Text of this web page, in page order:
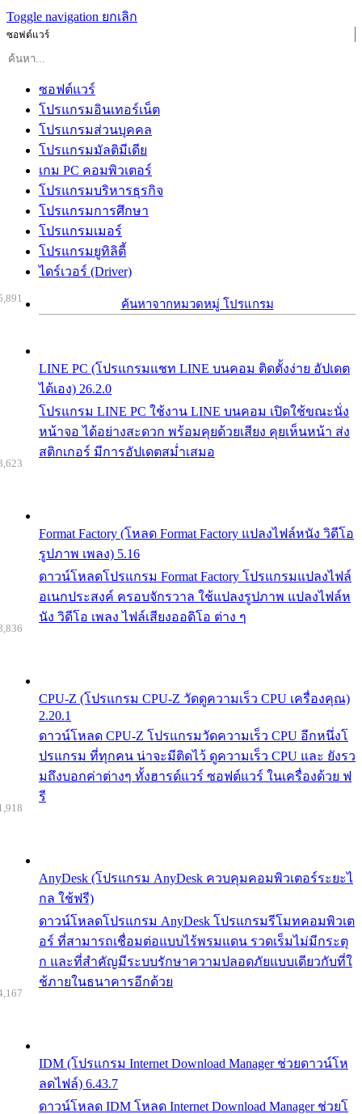
Toggle navigation ยกเลิก
ซอฟต์แวร์
ซอฟต์แวร์
โปรแกรมอินเทอร์เน็ต
โปรแกรมส่วนบุคคล
โปรแกรมมัลติมีเดีย
เกม PC คอมพิวเตอร์
โปรแกรมบริหารธุรกิจ
โปรแกรมการศึกษา
โปรแกรมเมอร์
โปรแกรมยูทิลิตี้
ไดร์เวอร์ (Driver)
ค้นหาจากหมวดหมู่ โปรแกรม
LINE PC (โปรแกรมแชท LINE บนคอม ติดตั้งง่าย อัปเดต
ได้เอง) 26.2.0
โปรแกรม LINE PC ใช้งาน LINE บนคอม เปิดใช้ขณะนั่ง
หน้าจอ ได้อย่างสะดวก พร้อมคุยด้วยเสียง คุยเห็นหน้า ส่ง
สติกเกอร์ มีการอัปเดตสม่ำเสมอ
Format Factory (โหลด Format Factory แปลงไฟล์หนัง วิดีโอ
รูปภาพ เพลง) 5.16
ดาวน์โหลดโปรแกรม Format Factory โปรแกรมแปลงไฟล์
อเนกประสงค์ ครอบจักรวาล ใช้แปลงรูปภาพ แปลงไฟล์ห
นัง วิดีโอ เพลง ไฟล์เสียงออดิโอ ต่าง ๆ
CPU-Z (โปรแกรม CPU-Z วัดดูความเร็ว CPU เครื่องคุณ)
2.20.1
ดาวน์โหลด CPU-Z โปรแกรมวัดความเร็ว CPU อีกหนึ่งโ
ปรแกรม ที่ทุกคน น่าจะมีติดไว้ ดูความเร็ว CPU และ ยังรว
มถึงบอกค่าต่างๆ ทั้งฮารด์แวร์ ซอฟต์แวร์ ในเครื่องด้วย ฟ
รี
AnyDesk (โปรแกรม AnyDesk ควบคุมคอมพิวเตอร์ระยะไ
กล ใช้ฟรี)
ดาวน์โหลดโปรแกรม AnyDesk โปรแกรมรีโมทคอมพิวเต
อร์ ที่สามารถเชื่อมต่อแบบไร้พรมแดน รวดเร็มไม่มีกระตุ
ก และที่สำคัญมีระบบรักษาความปลอดภัยแบบเดียวกับที่ใ
ช้ภายในธนาคารอีกด้วย
IDM (โปรแกรม Internet Download Manager ช่วยดาวน์โห
ลดไฟล์) 6.43.7
ดาวน์โหลด IDM โหลด Internet Download Manager ช่วยโ